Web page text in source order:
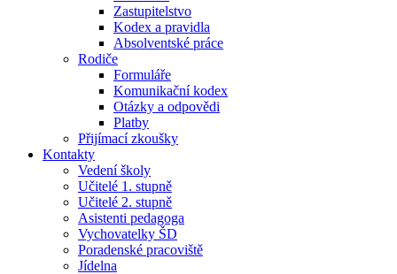
Zastupitelstvo
Kodex a pravidla
Absolventské práce
Rodiče
Formuláře
Komunikační kodex
Otázky a odpovědi
Platby
Přijímací zkoušky
Kontakty
Vedení školy
Učitelé 1. stupně
Učitelé 2. stupně
Asistenti pedagoga
Vychovatelky ŠD
Poradenské pracoviště
Jídelna